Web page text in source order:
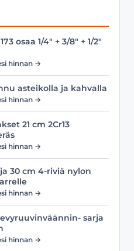
osaa 1/4" + 3/8" + 1/2"
hinnan →
asteikolla ja kahvalla
hinnan →
21 cm 2Cr13
hinnan →
30 cm 4-riviä nylon
hinnan →
sarja
hinnan →